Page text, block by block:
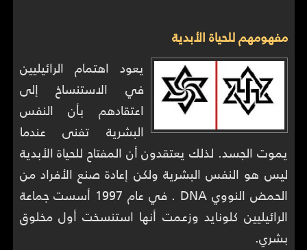
مفهومهم للحياة الأبدية
يعود اهتمام الرائيليين
في الاستنساخ إلى
اعتقادهم بأن النفس
البشرية تفنى عندما
يموت الجسد. لذلك يعتقدون أن المفتاح للحياة الأبدية
ليس هو النفس البشرية ولكن إعادة صنع الأفراد من
الحمض النووي DNA . في عام 1997 أسست جماعة
الرائيليين كلونايد وزعمت أنها استنسخت أول مخلوق
بشري.